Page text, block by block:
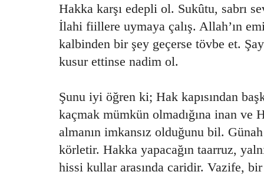
Hakka karşı edepli ol. Sukûtu, sabrı
İlahi fiillere uymaya çalış. Allah’ın
kalbinden bir şey geçerse tövbe et.
kusur ettinse nadim ol.
Şunu iyi öğren ki; Hak kapısından
kaçmak mümkün olmadığına inan ve
almanın imkansız olduğunu bil.
körletir. Hakka yapacağın taarruz,
hissi kullar arasında caridir. Vazife,